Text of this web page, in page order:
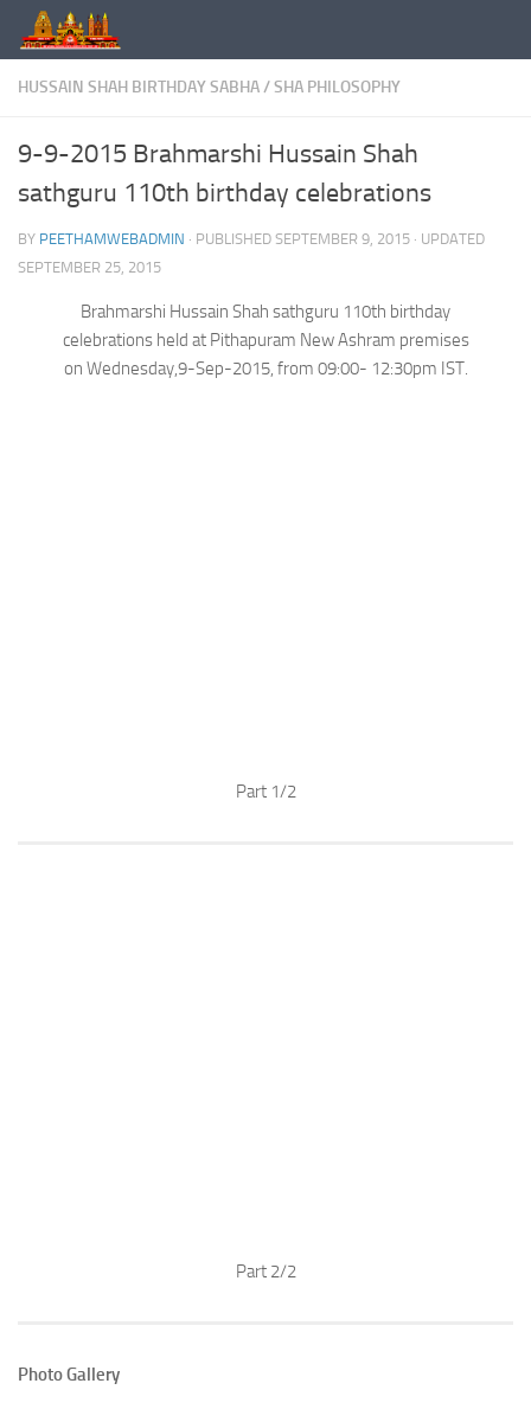
Skip to content
HUSSAIN SHAH BIRTHDAY SABHA/SHA PHILOSOPHY
9-9-2015 Brahmarshi Hussain Shah
sathguru 110th birthday celebrations
BY PEETHAMWEBADMIN · PUBLISHED SEPTEMBER 9, 2015 · UPDATED
SEPTEMBER 25, 2015
Brahmarshi Hussain Shah sathguru 110th birthday
celebrations held at Pithapuram New Ashram premises
on Wednesday,9-Sep-2015, from 09:00- 12:30pm IST.
Part 1/2
Part 2/2
Photo Gallery